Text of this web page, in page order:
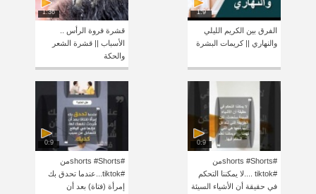
1:9
الفرق بين الكريم الليلي
والنهاري || كريمات البشرة
1:36
قشرة فروة الرأس ..
الأسباب || قشرة الشعر
والحكة
0:9
#shorts #Shortsمن
#tiktok ....لا يمكننا التحكم
في حقيقة أن الأشياء السيئة
0:9
#shorts #Shortsمن
#tiktok...عندما تحدق بك
إمرأة (فتاة) بعد أن